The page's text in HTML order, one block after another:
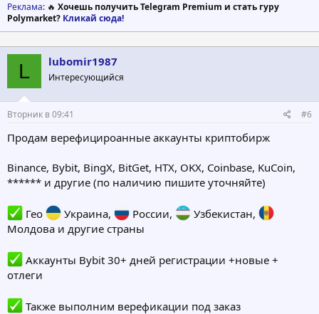
Реклама: 🔥 Хочешь получить Telegram Premium и стать гуру
Polymarket? Кликай сюда!
L lubomir1987
Интересующийся
Вторник в 09:41 #6
Продам верефицироанные аккаунты криптобирж
Binance, Bybit, BingX, BitGet, HTX, OKX, Coinbase, KuCoin,
****** и другие (по наличию пишите уточняйте)
Гео Укpaина, России,
Узбекистан,
Молдова и другие страны
Аккаунты Bybit 30+ дней регистрации +новые +
отлеги
Также выполним верефикации под заказ